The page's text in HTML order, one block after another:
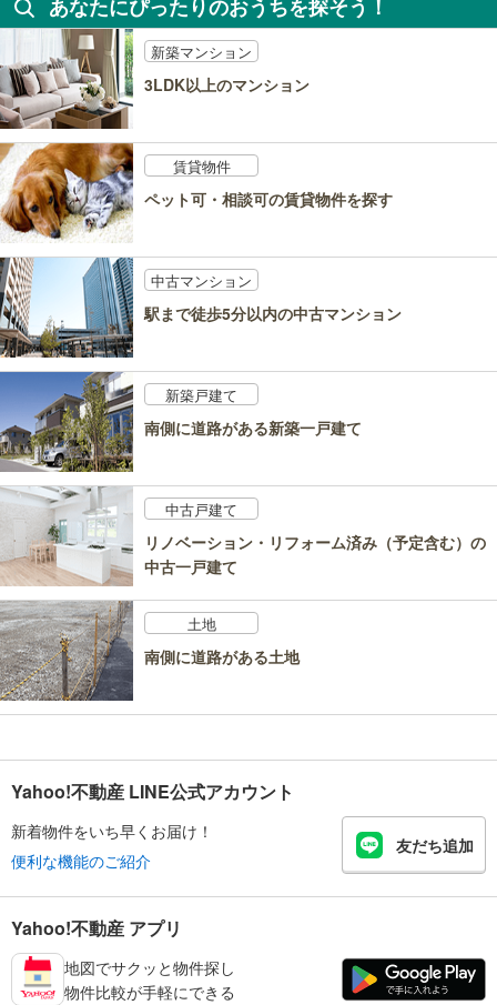
あなたにぴったりのおうちを探そう！
新築マンション
3LDK以上のマンション
賃貸物件
ペット可・相談可の賃貸物件を探す
中古マンション
駅まで徒歩5分以内の中古マンション
新築戸建て
南側に道路がある新築一戸建て
中古戸建て
リノベーション・リフォーム済み（予定含む）の
中古一戸建て
土地
南側に道路がある土地
Yahoo!不動産 LINE公式アカウント
新着物件をいち早くお届け！
便利な機能のご紹介
友だち追加
Yahoo!不動産 アプリ
地図でサクッと物件探し
物件比較が手軽にできる